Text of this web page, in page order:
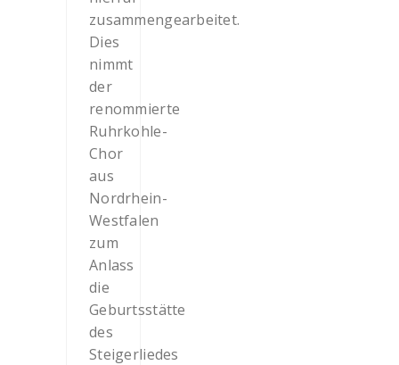
zusammengearbeitet.
Dies
nimmt
der
renommierte
Ruhrkohle-
Chor
aus
Nordrhein-
Westfalen
zum
Anlass
die
Geburtsstätte
des
Steigerliedes